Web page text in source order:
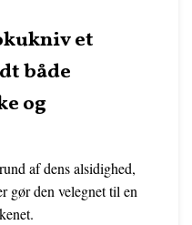
et
både
og
af dens alsidighed,
gør den velegnet til en